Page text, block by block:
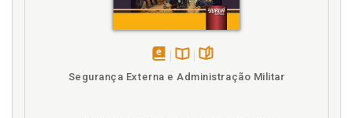
disponívelDisponívelpáginas
Segurança Externa e Administração Militar